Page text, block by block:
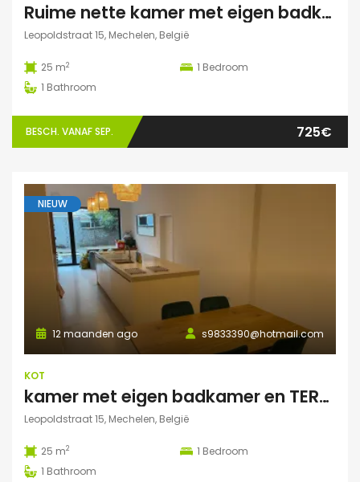
Ruime nette kamer met eigen badkamer en veel lichtinval
Leopoldstraat 15, Mechelen, België
25 m2 1 Bedroom
1 Bathroom
BESCH. VANAF SEP. 725€
NIEUW
s9833390@hotmail.com
12 maanden ago
KOT
kamer met eigen badkamer en TERRAS
Leopoldstraat 15, Mechelen, België
25 m2 1 Bedroom
1 Bathroom